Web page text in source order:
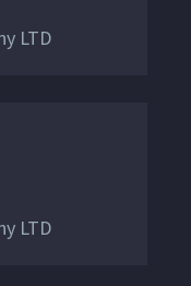
LTD
LTD